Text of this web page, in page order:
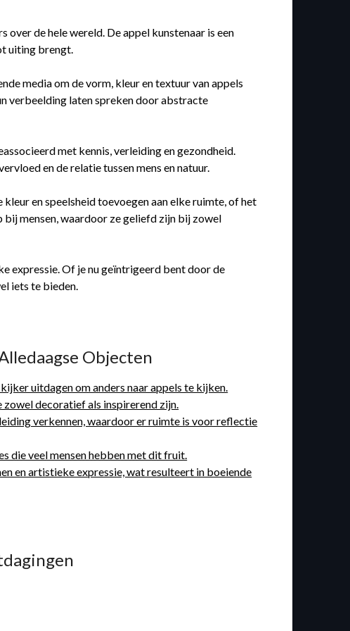
de hele wereld. De appel kunstenaar is een
uiting brengt.
media om de vorm, kleur en textuur van appels
verbeelding laten spreken door abstracte
met kennis, verleiding en gezondheid.
en de relatie tussen mens en natuur.
en speelsheid toevoegen aan elke ruimte, of het
mensen, waardoor ze geliefd zijn bij zowel
expressie. Of je nu geïntrigeerd bent door de
iets te bieden.
Objecten
uitdagen om anders naar appels te kijken.
zowel decoratief als inspirerend zijn.
verkennen, waardoor er ruimte is voor reflectie
die veel mensen hebben met dit fruit.
en artistieke expressie, wat resulteert in boeiende